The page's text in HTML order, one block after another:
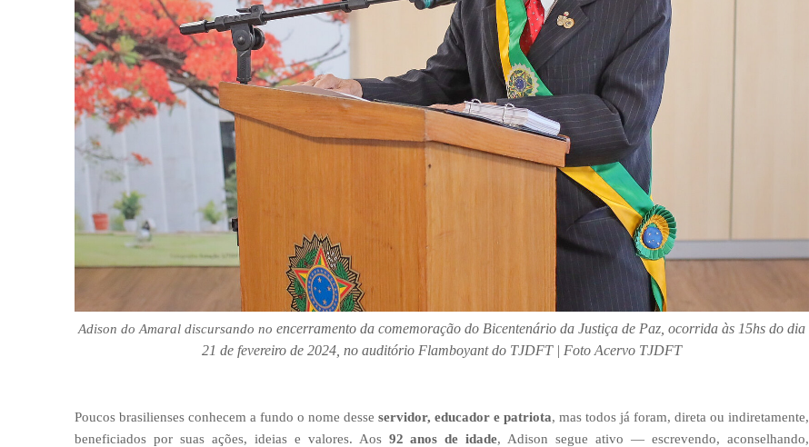
Adison do Amaral discursando no encerramento da comemoração do Bicentenário da Justiça de Paz, ocorrida às 15hs do dia
21 de fevereiro de 2024, no auditório Flamboyant do TJDFT | Foto Acervo TJDFT
Poucos brasilienses conhecem a fundo o nome desse servidor, educador e patriota, mas todos já foram, direta ou indiretamente,
beneficiados por suas ações, ideias e valores. Aos 92 anos de idade, Adison segue ativo — escrevendo, aconselhando,